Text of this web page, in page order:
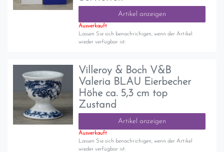
Artikel anzeigen
Ausverkauft
Lassen Sie sich benachrichigen, wenn der Artikel
wieder verfügbar ist.
Villeroy & Boch V&B
Valeria BLAU Eierbecher
Höhe ca. 5,3 cm top
Zustand
Artikel anzeigen
Ausverkauft
Lassen Sie sich benachrichigen, wenn der Artikel
wieder verfügbar ist.